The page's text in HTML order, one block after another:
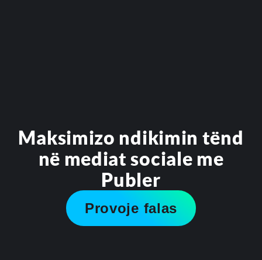
Maksimizo ndikimin tënd
në mediat sociale me
Publer
Provoje falas